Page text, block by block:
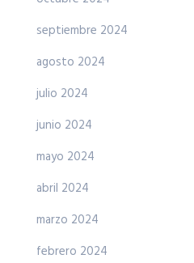
septiembre 2024
agosto 2024
julio 2024
junio 2024
mayo 2024
abril 2024
marzo 2024
febrero 2024